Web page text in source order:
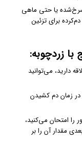
سرخ‌شده یا حتی ماهی
برای تزئین
زردچوبه:
دارید، می‌توانید
زمان دم کشیدن
را امتحان می‌کنید،
مقدار آن را بر